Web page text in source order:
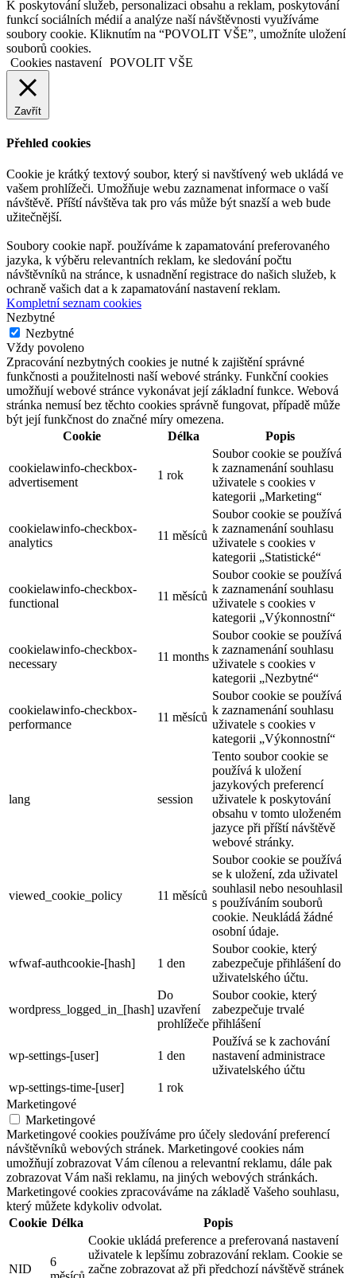
K poskytování služeb, personalizaci obsahu a reklam, poskytování
funkcí sociálních médií a analýze naší návštěvnosti využíváme
soubory cookie. Kliknutím na “POVOLIT VŠE”, umožníte uložení
souborů cookies.
Cookies nastavení POVOLIT VŠE
Zavřít
Přehled cookies
Cookie je krátký textový soubor, který si navštívený web ukládá ve
vašem prohlížeči. Umožňuje webu zaznamenat informace o vaší
návštěvě. Příští návštěva tak pro vás může být snazší a web bude
užitečnější.
Soubory cookie např. používáme k zapamatování preferovaného
jazyka, k výběru relevantních reklam, ke sledování počtu
návštěvníků na stránce, k usnadnění registrace do našich služeb, k
ochraně vašich dat a k zapamatování nastavení reklam.
Kompletní seznam cookies
Nezbytné
Nezbytné
Vždy povoleno
Zpracování nezbytných cookies je nutné k zajištění správné
funkčnosti a použitelnosti naší webové stránky. Funkční cookies
umožňují webové stránce vykonávat její základní funkce. Webová
stránka nemusí bez těchto cookies správně fungovat, případě může
být její funkčnost do značné míry omezena.
Cookie
Délka Popis
cookielawinfo-checkbox-
advertisement
1 rok
Soubor cookie se používá
k zaznamenání souhlasu
uživatele s cookies v
kategorii „Marketing“
cookielawinfo-checkbox-
analytics
11 měsíců
Soubor cookie se používá
k zaznamenání souhlasu
uživatele s cookies v
kategorii „Statistické“
cookielawinfo-checkbox-
functional
11 měsíců
Soubor cookie se používá
k zaznamenání souhlasu
uživatele s cookies v
kategorii „Výkonnostní“
cookielawinfo-checkbox-
necessary
11 months
Soubor cookie se používá
k zaznamenání souhlasu
uživatele s cookies v
kategorii „Nezbytné“
cookielawinfo-checkbox-
performance
11 měsíců
Soubor cookie se používá
k zaznamenání souhlasu
uživatele s cookies v
kategorii „Výkonnostní“
lang session
Tento soubor cookie se
používá k uložení
jazykových preferencí
uživatele k poskytování
obsahu v tomto uloženém
jazyce při příští návštěvě
webové stránky.
viewed_cookie_policy 11 měsíců
Soubor cookie se používá
se k uložení, zda uživatel
souhlasil nebo nesouhlasil
s používáním souborů
cookie. Neukládá žádné
osobní údaje.
wfwaf-authcookie-[hash] 1 den
Soubor cookie, který
zabezpečuje přihlášení do
uživatelského účtu.
wordpress_logged_in_[hash]
Do
uzavření
prohlížeče
Soubor cookie, který
zabezpečuje trvalé
přihlášení
wp-settings-[user] 1 den
Používá se k zachování
nastavení administrace
uživatelského účtu
wp-settings-time-[user]
1 rok
Marketingové
Marketingové
Marketingové cookies používáme pro účely sledování preferencí
návštěvníků webových stránek. Marketingové cookies nám
umožňují zobrazovat Vám cílenou a relevantní reklamu, dále pak
zobrazovat Vám naši reklamu, na jiných webových stránkách.
Marketingové cookies zpracováváme na základě Vašeho souhlasu,
který můžete kdykoliv odvolat.
Cookie Délka Popis
NID
6
Cookie ukládá preference a preferovaná nastavení
uživatele k lepšímu zobrazování reklam. Cookie se
začne zobrazovat až při předchozí návštěvě stránek